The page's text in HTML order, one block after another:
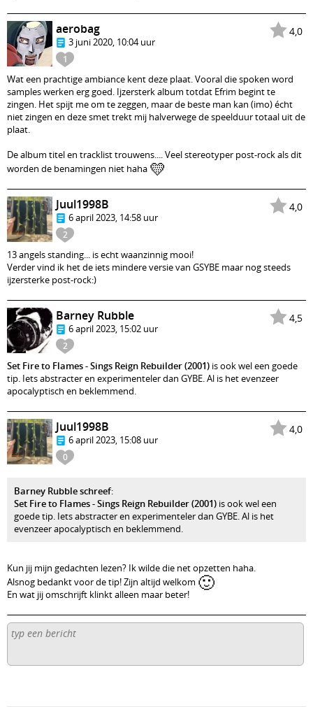
4,0
1
aerobag
3 juni 2020, 10:04 uur
Wat een prachtige ambiance kent deze plaat. Vooral die spoken word
samples werken erg goed. Ijzersterk album totdat Efrim begint te
zingen. Het spijt me om te zeggen, maar de beste man kan (imo) écht
niet zingen en deze smet trekt mij halverwege de speelduur totaal uit de
plaat.
De album titel en tracklist trouwens.... Veel stereotyper post-rock als dit
worden de benamingen niet haha 💛
4,0
2
Juul1998B
6 april 2023, 14:58 uur
13 angels standing... is echt waanzinnig mooi!
Verder vind ik het de iets mindere versie van GSYBE maar nog steeds
ijzersterke post-rock:)
4,5
2
Barney Rubble
6 april 2023, 15:02 uur
Set Fire to Flames - Sings Reign Rebuilder (2001) is ook wel een goede
tip. Iets abstracter en experimenteler dan GYBE. Al is het evenzeer
apocalyptisch en beklemmend.
4,0
0
Juul1998B
6 april 2023, 15:08 uur
Barney Rubble schreef:
Set Fire to Flames - Sings Reign Rebuilder (2001) is ook wel een
goede tip. Iets abstracter en experimenteler dan GYBE. Al is het
evenzeer apocalyptisch en beklemmend.
Kun jij mijn gedachten lezen? Ik wilde die net opzetten haha.
Alsnog bedankt voor de tip! Zijn altijd welkom 🙂
En wat jij omschrijft klinkt alleen maar beter!